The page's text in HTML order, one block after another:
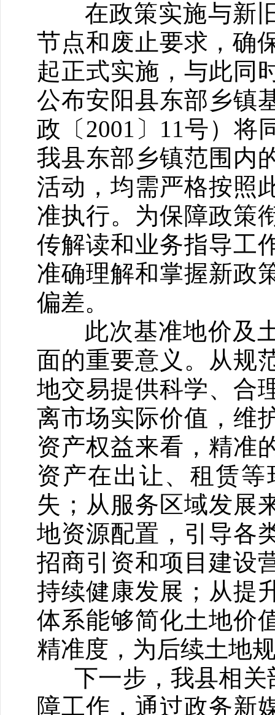
在政策实施与新旧
节点和废止要求，确
起正式实施，与此同
公布安阳县东部乡镇
政〔2001〕11号）将
我县东部乡镇范围内
活动，均需严格按照
准执行。为保障政策
传解读和业务指导工
准确理解和掌握新政
偏差。
此次基准地价及土
面的重要意义。从规
地交易提供科学、合
离市场实际价值，维
资产权益来看，精准
资产在出让、租赁
失；从服务区域发展
地资源配置，引导各
招商引资和项目建设
持续健康发展；从提
体系能够简化土地价
精准度，为后续土地
下一步，我县相关
障工作，通过政务新